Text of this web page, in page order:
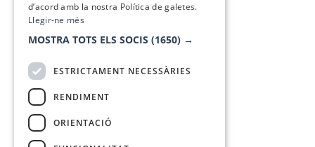
d’acord amb la nostra Política de galetes.
Llegir-ne més
MOSTRA TOTS ELS SOCIS (1650) →
ESTRICTAMENT NECESSÀRIES
RENDIMENT
ORIENTACIÓ